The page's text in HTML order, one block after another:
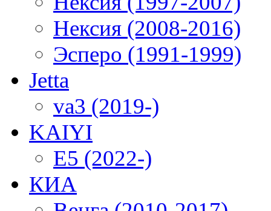
Нексия (2008-2016)
Эсперо (1991-1999)
Jetta
va3 (2019-)
KAIYI
E5 (2022-)
КИА